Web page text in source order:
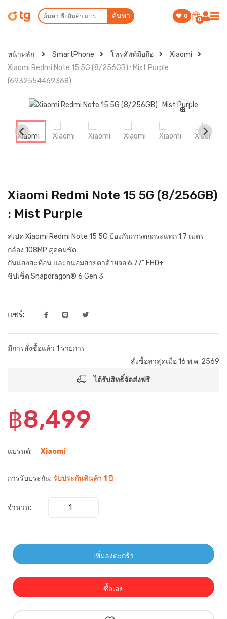
ค้นหา 0
0
หน้าหลัก SmartPhone โทรศัพท์มือถือ
Xiaomi
Xiaomi Redmi Note 15 5G (8/256GB) : Mist Purple
(6932554469368)
Xiaomi Redmi Note 15 5G (8/256GB)
: Mist Purple
สเปค Xiaomi Redmi Note 15 5G ป้องกันการตกกระแทก 1.7 เมตร
กล้อง 108MP สุดคมชัด
กันแสงสะท้อน และถนอมสายตาด้วยจอ 6.77" FHD+
ชิปเซ็ต Snapdragon® 6 Gen 3
แชร์:
มีการสั่งซื้อแล้ว 1 รายการ
สั่งซื้อล่าสุดเมื่อ 16 พ.ค. 2569
ได้รับสิทธิ์จัดส่งฟรี
฿8,499
แบรนด์: Xiaomi
การรับประกัน: รับประกันสินค้า 1 ปี
จำนวน:
เพิ่มลงตะกร้า
ซื้อเลย